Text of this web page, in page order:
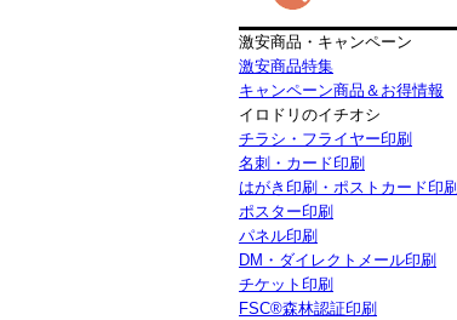
激安商品・キャンペーン
激安商品特集
キャンペーン商品＆お得情報
イロドリのイチオシ
チラシ・フライヤー印刷
名刺・カード印刷
はがき印刷・ポストカード印刷
ポスター印刷
パネル印刷
DM・ダイレクトメール印刷
チケット印刷
FSC®森林認証印刷